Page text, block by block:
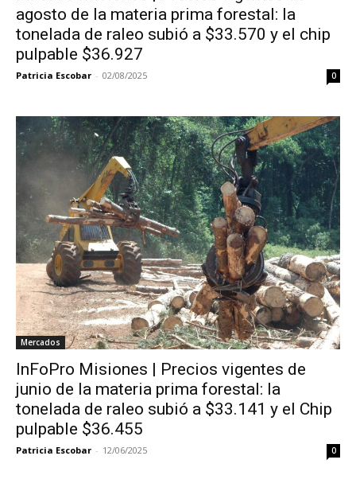
agosto de la materia prima forestal: la
tonelada de raleo subió a $33.570 y el chip
pulpable $36.927
Patricia Escobar - 02/08/2025 0
Mercados
InFoPro Misiones | Precios vigentes de
junio de la materia prima forestal: la
tonelada de raleo subió a $33.141 y el Chip
pulpable $36.455
Patricia Escobar - 12/06/2025 0